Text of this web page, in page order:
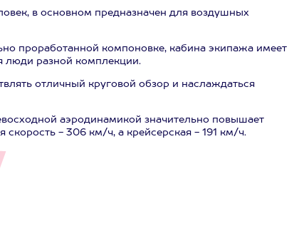
в основном предназначен для воздушных
проработанной компоновке, кабина экипажа имеет
люди разной комплекции.
отличный круговой обзор и наслаждаться
аэродинамикой значительно повышает
скорость - 306 км/ч, а крейсерская - 191 км/ч.